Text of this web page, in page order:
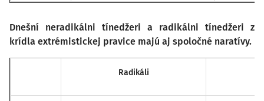
Dnešní neradikálni tínedžeri a radikálni tínedžeri z
krídla extrémistickej pravice majú aj spoločné naratívy.
Radikáli